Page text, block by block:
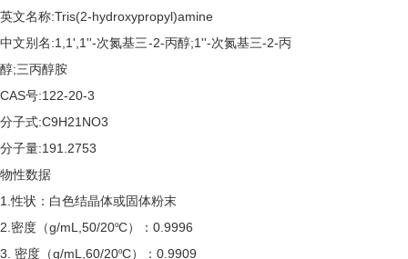
英文名称:Tris(2-hydroxypropyl)amine
中文别名 :1,1',1''-次氮基三-2-丙醇;1''-次氮基三-2-丙
醇;三丙醇胺
CAS号:122-20-3
分子式:C9H21NO3
分子量:191.2753
物性数据
1.性状：白色结晶体或固体粉末
2. 密度（g/mL,50/20ºC）： 0.9996
3. 密度（g/mL,60/20ºC）： 0.9909